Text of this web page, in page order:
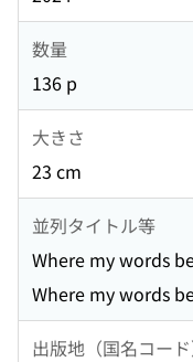
数量
136 p
大きさ
23 cm
並列タイトル等
Where my words
Where my words
出版地（国名コード